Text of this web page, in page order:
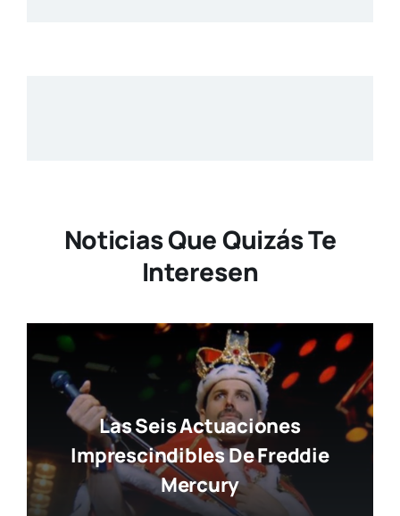
Noticias Que Quizás Te
Interesen
Las Seis Actuaciones
Imprescindibles De Freddie
Mercury